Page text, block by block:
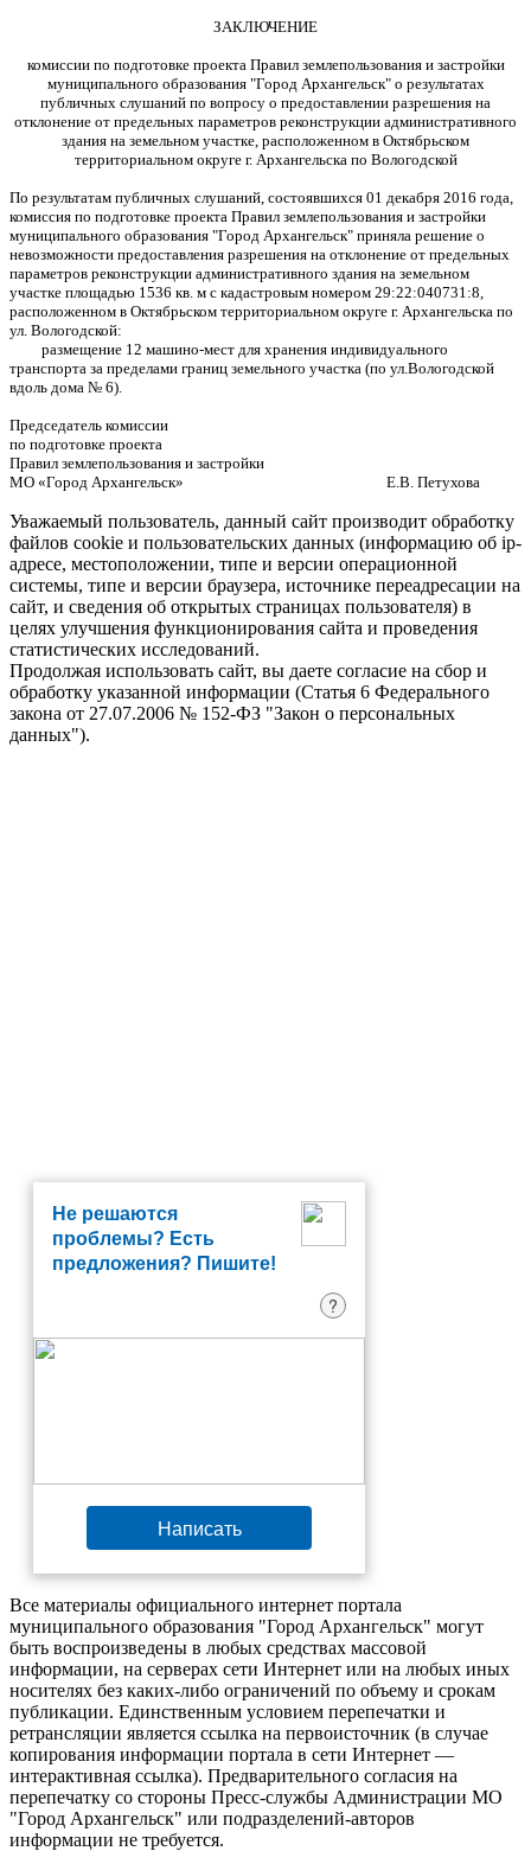
ЗАКЛЮЧЕНИЕ
комиссии по подготовке проекта Правил землепользования и застройки
муниципального образования "Город Архангельск" о результатах
публичных слушаний по вопросу о предоставлении разрешения на
отклонение от предельных параметров реконструкции административного
здания на земельном участке, расположенном в Октябрьском
территориальном округе г. Архангельска по Вологодской
По результатам публичных слушаний, состоявшихся 01 декабря 2016 года,
комиссия по подготовке проекта Правил землепользования и застройки
муниципального образования "Город Архангельск" приняла решение о
невозможности предоставления разрешения на отклонение от предельных
параметров реконструкции административного здания на земельном
участке площадью 1536 кв. м с кадастровым номером 29:22:040731:8,
расположенном в Октябрьском территориальном округе г. Архангельска по
ул. Вологодской:
размещение 12 машино-мест для хранения индивидуального
транспорта за пределами границ земельного участка (по ул.Вологодской
вдоль дома № 6).
Председатель комиссии
по подготовке проекта
Правил землепользования и застройки
МО «Город Архангельск» Е.В. Петухова
Уважаемый пользователь, данный сайт производит обработку
файлов cookie и пользовательских данных (информацию об ip-
адресе, местоположении, типе и версии операционной
системы, типе и версии браузера, источнике переадресации на
сайт, и сведения об открытых страницах пользователя) в
целях улучшения функционирования сайта и проведения
статистических исследований.
Продолжая использовать сайт, вы даете согласие на сбор и
обработку указанной информации (Статья 6 Федерального
закона от 27.07.2006 № 152-ФЗ "Закон о персональных
данных").
Не решаются
проблемы? Есть
предложения? Пишите!
?
Написать
Все материалы официального интернет портала
муниципального образования "Город Архангельск" могут
быть воспроизведены в любых средствах массовой
информации, на серверах сети Интернет или на любых иных
носителях без каких-либо ограничений по объему и срокам
публикации. Единственным условием перепечатки и
ретрансляции является ссылка на первоисточник (в случае
копирования информации портала в сети Интернет —
интерактивная ссылка). Предварительного согласия на
перепечатку со стороны Пресс-службы Администрации МО
"Город Архангельск" или подразделений-авторов
информации не требуется.